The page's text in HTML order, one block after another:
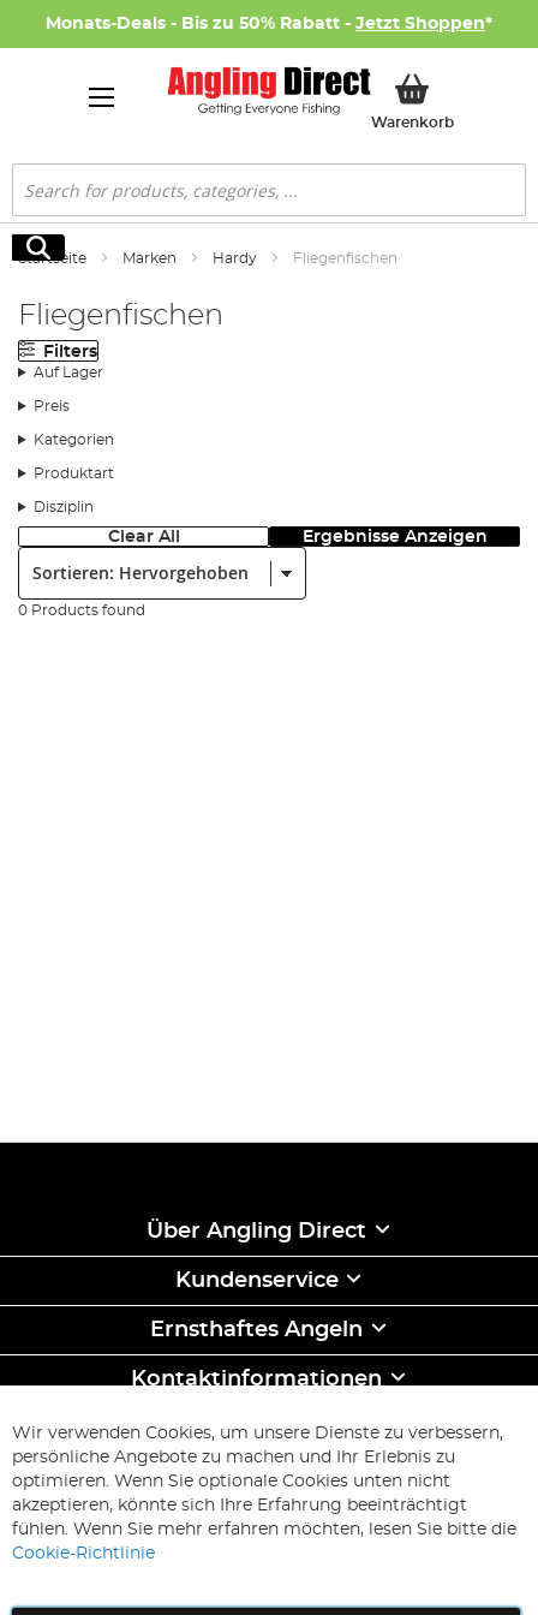
Monats-Deals - Bis zu 50% Rabatt - Jetzt Shoppen*
WarenkorbMein
Suche
Suche
Startseite Marken Hardy Fliegenfischen
Fliegenfischen
Filters
Auf Lager
Preis
Kategorien
Produktart
Disziplin
Clear All Ergebnisse Anzeigen
0 Products found
Über Angling Direct
Kundenservice
Ernsthaftes Angeln
Kontaktinformationen
ABONNIEREN & SPAREN
Melden
Sie
unseren
Newsletter
Abonnieren
Wir verwenden Cookies, um unsere Dienste zu verbessern,
persönliche Angebote zu machen und Ihr Erlebnis zu
optimieren. Wenn Sie optionale Cookies unten nicht
akzeptieren, könnte sich Ihre Erfahrung beeinträchtigt
fühlen. Wenn Sie mehr erfahren möchten, lesen Sie bitte die
Cookie-Richtlinie